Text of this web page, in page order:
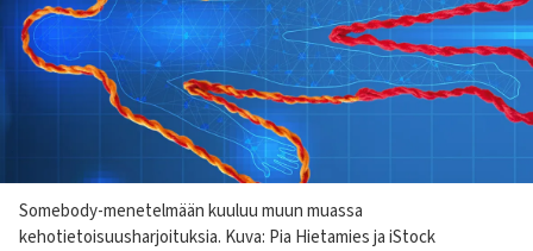
Kuvateksti
Somebody-menetelmään kuuluu muun muassa
kehotietoisuusharjoituksia. Kuva: Pia Hietamies ja iStock